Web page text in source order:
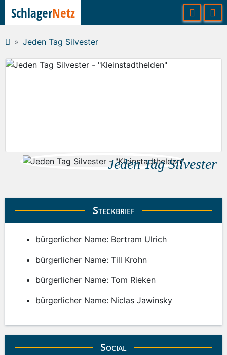
Jeden Tag Silvester
Jeden Tag Silvester
Steckbrief
bürgerlicher Name: Bertram Ulrich
bürgerlicher Name: Till Krohn
bürgerlicher Name: Tom Rieken
bürgerlicher Name: Niclas Jawinsky
Social
SchlagerNetz